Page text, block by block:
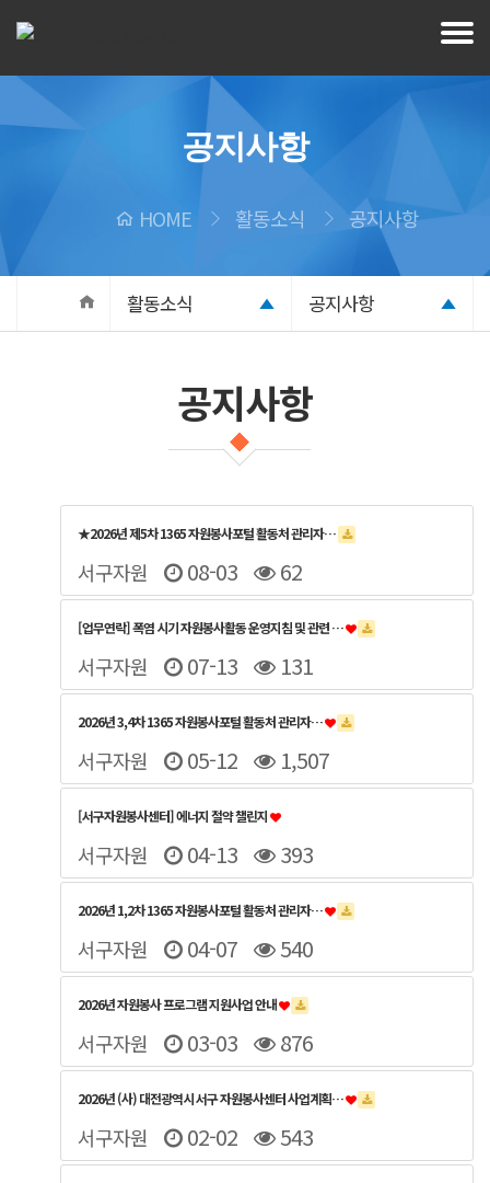
공지사항
HOME 활동소식 공지사항
활동소식 공지사항
공지사항
★2026년 제5차 1365 자원봉사포털 활동처 관리자…
서구자원 08-03 62
[업무연락] 폭염 시기 자원봉사활동 운영지침 및 관련 …
서구자원 07-13 131
2026년 3,4차 1365 자원봉사포털 활동처 관리자…
서구자원 05-12 1,507
[서구자원봉사센터] 에너지 절약 챌린지
서구자원 04-13 393
2026년 1,2차 1365 자원봉사포털 활동처 관리자…
서구자원 04-07 540
2026년 자원봉사 프로그램 지원사업 안내
서구자원 03-03 876
2026년 (사) 대전광역시 서구 자원봉사센터 사업계획…
서구자원 02-02 543